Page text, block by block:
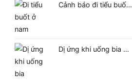
Cảnh báo đi tiểu buố…
Dị ứng khi uống bia …